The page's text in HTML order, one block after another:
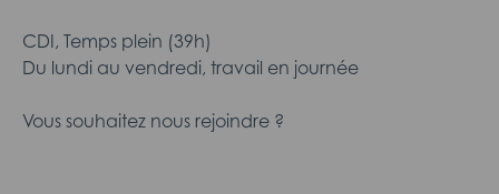
CDI, Temps plein (39h)
Du lundi au vendredi, travail en journée
Vous souhaitez nous rejoindre ?